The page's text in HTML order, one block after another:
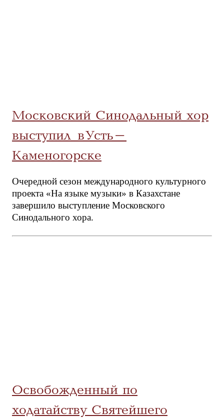
Московский Синодальный хор
выступил в Усть-
Каменогорске
Очередной сезон международного культурного
проекта «На языке музыки» в Казахстане
завершило выступление Московского
Синодального хора.
Освобожденный по
ходатайству Святейшего